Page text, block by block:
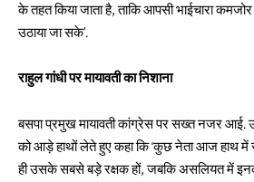
के तहत किया जाता है, ताकि आपसी भाईचारा
उठाया जा सके’.
राहुल गांधी पर मायावती का निशाना
बसपा प्रमुख मायावती कांग्रेस पर सख्त नजर आई.
को आड़े हाथों लेते हुए कहा कि ‘कुछ नेता आज हाथ
ही उसके सबसे बड़े रक्षक हों, जबकि असलियत में इनकी